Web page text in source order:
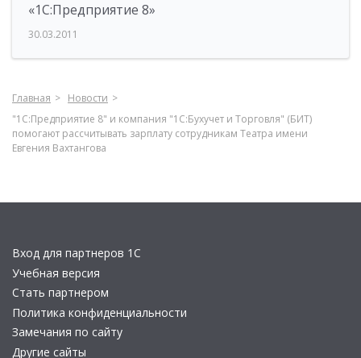
«1С:Предприятие 8»
30.03.2011
Главная
Новости
"1С:Предприятие 8" и компания "1С:Бухучет и Торговля" (БИТ)
помогают рассчитывать зарплату сотрудникам Театра имени
Евгения Вахтангова
Вход для партнеров 1С
Учебная версия
Стать партнером
Политика конфиденциальности
Замечания по сайту
Другие сайты